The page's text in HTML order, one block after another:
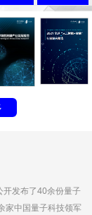
发布了40余份量子
家中国量子科技领军